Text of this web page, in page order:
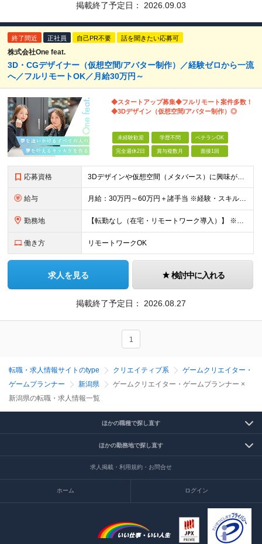
掲載終了予定日： 2026.09.03
終了間近 正社員 自己PR不要 話を聞きたい応募可
株式会社One feat.
3D・CGデザイナー（仮想空間/アバター制作）／経験ゼロから一流
へ／フルリモートOK／月給30万円～
◆スタートアップ募集◆フルリモート案件多数！
◆3Dデザイン（仮想空間/アバター制作）◎
未経験歓迎 学歴不問 ベテランOK
完全週休2日 賞与複数月 面接1回
応募資格 3Dデザインや仮想空間（メタバース）に興味がある方大歓迎！ ―★ 未経験者大歓迎！学歴・経験不問/第二新卒歓迎/WEB面接可能！ ★― 「パソコンの電源ってどうやって入れるの？」 「ワードもエクセ
給与 月給：30万円～60万円＋諸手当 ※経験・スキルを考慮して決定します。 試用期間中： 一都三県：月給21万円以上 ※試用期間：6ヶ月～ ※試用期間中は、契約社員となります。
勤務地 【転勤なし（在宅・リモートワーク導入）】 ※フルリモートあり ※研修中に関しても下記となります。 【本社】 東京都千代田区神田和泉町1番地6-16ヤマトビル405 【プロジェクト先】 一都三県、北
働き方 リモートワークOK
求人を見る 検討中に入れる
掲載終了予定日： 2026.08.27
1
転職・求人情報サイトのtype クリエイティブ系
ゲームクリエイター・
ゲームプランナー
新潟県
ゲームクリエイター・ゲームプランナー ×
新潟県の転職・求人情報一覧
ほかの職種で探し直す
ほかの勤務地で探し直す
求人掲載・利用規約・お問合せ
ホーム ログイン